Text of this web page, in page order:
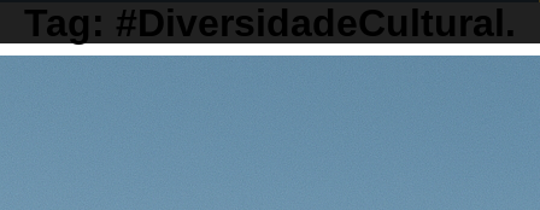
Tag: #DiversidadeCultural.